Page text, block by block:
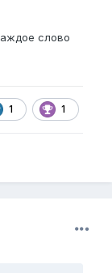
слово
1 1